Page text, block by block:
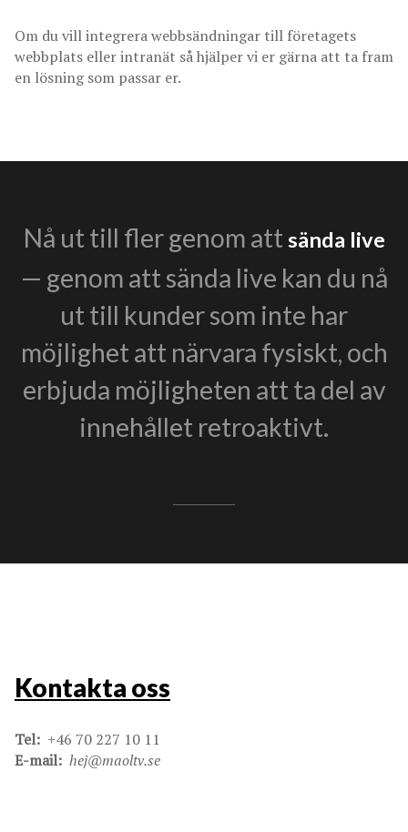
Om du vill integrera webbsändningar till företagets
webbplats eller intranät så hjälper vi er gärna att ta fram
en lösning som passar er.
Nå ut till fler genom att sända live
— genom att sända live kan du nå
ut till kunder som inte har
möjlighet att närvara fysiskt, och
erbjuda möjligheten att ta del av
innehållet retroaktivt.
Kontakta oss
Tel: +46 70 227 10 11
E-mail: hej@maoltv.se